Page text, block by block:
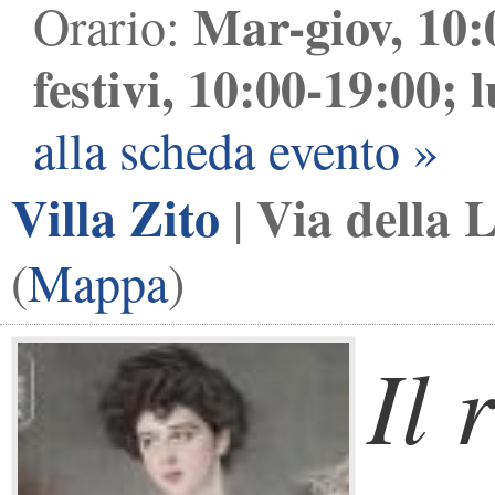
Orario: Mar-giov,
festivi, 10:00-19:00;
alla scheda evento »
Villa Zito | Via della
(Mappa)
Il